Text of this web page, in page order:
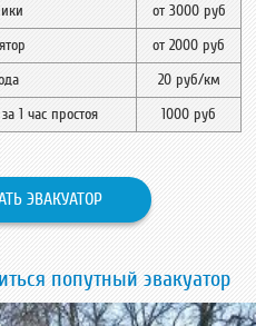
от 3000 руб
от 2000 руб
20 руб/км
1 час простоя
1000 руб
ЭВАКУАТОР
попутный эвакуатор